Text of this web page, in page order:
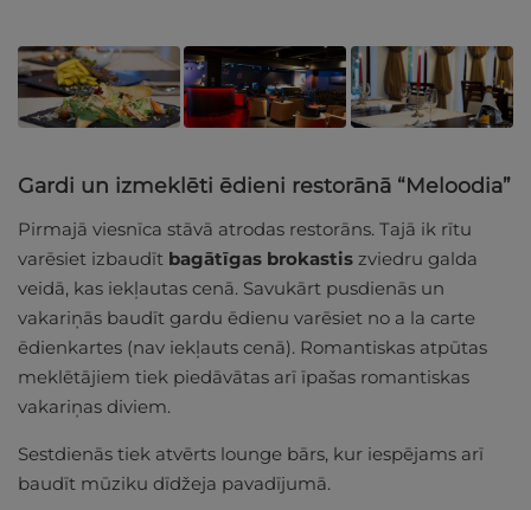
Gardi un izmeklēti ēdieni restorānā “Meloodia”
Pirmajā viesnīca stāvā atrodas restorāns. Tajā ik rītu
varēsiet izbaudīt bagātīgas brokastis zviedru galda
veidā, kas iekļautas cenā. Savukārt pusdienās un
vakariņās baudīt gardu ēdienu varēsiet no a la carte
ēdienkartes (nav iekļauts cenā). Romantiskas atpūtas
meklētājiem tiek piedāvātas arī īpašas romantiskas
vakariņas diviem.
Sestdienās tiek atvērts lounge bārs, kur iespējams arī
baudīt mūziku dīdžeja pavadījumā.